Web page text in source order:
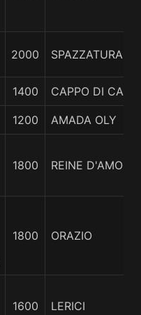
2000 SPAZZATURA
1400 CAPPO DI
1200 AMADA OLY
1800 REINE D'AMOUR
1800 ORAZIO
1600 LERICI